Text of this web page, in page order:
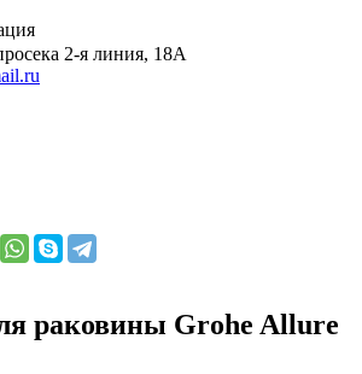
2-я линия, 18А
раковины Grohe Allure